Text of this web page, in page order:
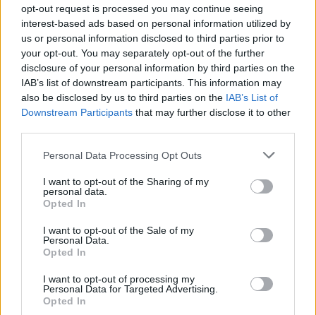
opt-out request is processed you may continue seeing
interest-based ads based on personal information utilized by
us or personal information disclosed to third parties prior to
your opt-out. You may separately opt-out of the further
disclosure of your personal information by third parties on the
IAB’s list of downstream participants. This information may
also be disclosed by us to third parties on the IAB’s List of
Downstream Participants that may further disclose it to other
Personal Data Processing Opt Outs
I want to opt-out of the Sharing of my
personal data.
Opted In
I want to opt-out of the Sale of my
Personal Data.
Opted In
I want to opt-out of processing my
Personal Data for Targeted Advertising.
Opted In
Visi įrašai
Žiūrimiausi įrašai
00:00:30
Vaizdai iš tragiškos avarijos Vilniaus r.: dviejų moterų ir
Žinios | Lietuvos diena
00:00:57
Savaitės vidurys nusimato karštas: temperatūra kils iki
Žinios | Orai